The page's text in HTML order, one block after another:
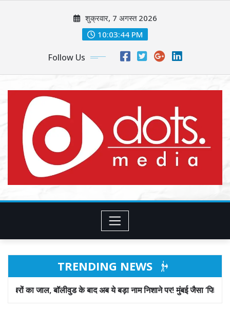
शुक्रवार, 7 अगस्त 2026
10:03:45 PM
Follow Us
TRENDING NEWS
के बाद अब ये बड़ा नाम निशाने पर! मुंबई जैसा ‘फिरौती खेल’ अब दिल्ली-पंजाब